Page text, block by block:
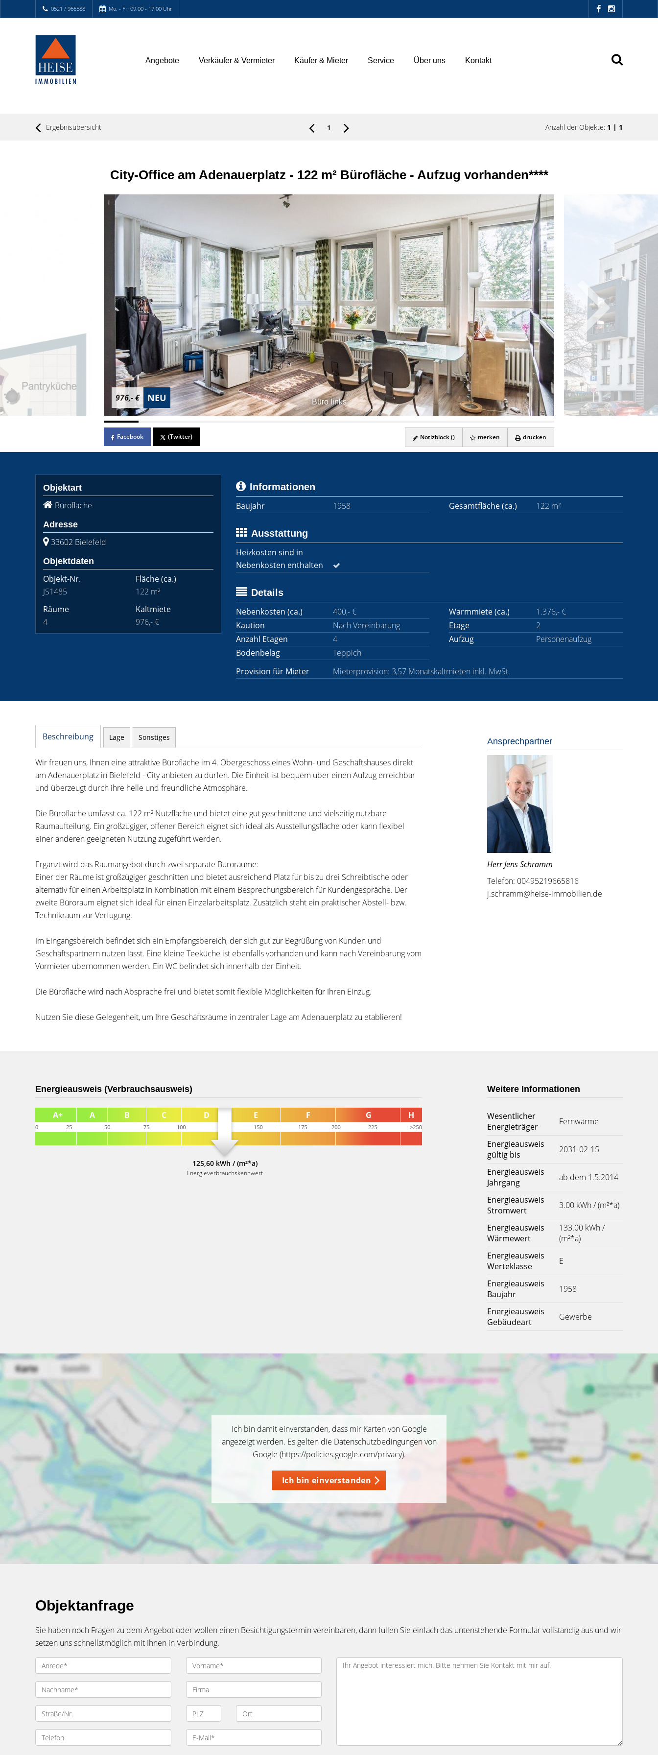
0521 / 966588 Mo. - Fr. 09.00 - 17.00 Uhr
Angebote Verkäufer & Vermieter Käufer & Mieter Service Über uns Kontakt
Ergebnisübersicht 1 Anzahl der Objekte: 1 | 1
City-Office am Adenauerplatz - 122 m² Bürofläche - Aufzug vorhanden****
Büro links
976,- € NEU
Facebook (Twitter) Notizblock () merken drucken
Objektart
Bürofläche
Adresse
33602 Bielefeld
Objektdaten
Objekt-Nr.
JS1485
Fläche(ca.)
122 m²
Räume
4
Kaltmiete
976,- €
Informationen
Baujahr
1958 Gesamtfläche (ca.) 122 m²
Ausstattung
Heizkosten sind in
Nebenkosten enthalten
Details
Nebenkosten (ca.)
400,- € Warmmiete (ca.)
1.376,- €
Kaution
Nach Vereinbarung Etage
2
Anzahl Etagen
4 Aufzug
Personenaufzug
Bodenbelag
Teppich
Provision für Mieter
Mieterprovision: 3,57 Monatskaltmieten inkl. MwSt.
Beschreibung Lage Sonstiges
Wir freuen uns, Ihnen eine attraktive Bürofläche im 4. Obergeschoss eines Wohn- und Geschäftshauses direkt
am Adenauerplatz in Bielefeld - City anbieten zu dürfen. Die Einheit ist bequem über einen Aufzug erreichbar
und überzeugt durch ihre helle und freundliche Atmosphäre.
Die Bürofläche umfasst ca. 122 m² Nutzfläche und bietet eine gut geschnittene und vielseitig nutzbare
Raumaufteilung. Ein großzügiger, offener Bereich eignet sich ideal als Ausstellungsfläche oder kann flexibel
einer anderen geeigneten Nutzung zugeführt werden.
Ergänzt wird das Raumangebot durch zwei separate Büroräume:
Einer der Räume ist großzügiger geschnitten und bietet ausreichend Platz für bis zu drei Schreibtische oder
alternativ für einen Arbeitsplatz in Kombination mit einem Besprechungsbereich für Kundengespräche. Der
zweite Büroraum eignet sich ideal für einen Einzelarbeitsplatz. Zusätzlich steht ein praktischer Abstell- bzw.
Technikraum zur Verfügung.
Im Eingangsbereich befindet sich ein Empfangsbereich, der sich gut zur Begrüßung von Kunden und
Geschäftspartnern nutzen lässt. Eine kleine Teeküche ist ebenfalls vorhanden und kann nach Vereinbarung vom
Vormieter übernommen werden. Ein WC befindet sich innerhalb der Einheit.
Die Bürofläche wird nach Absprache frei und bietet somit flexible Möglichkeiten für Ihren Einzug.
Nutzen Sie diese Gelegenheit, um Ihre Geschäftsräume in zentraler Lage am Adenauerplatz zu etablieren!
Ansprechpartner
Herr Jens Schramm
Telefon: 00495219665816
j.schramm@heise-immobilien.de
Energieausweis (Verbrauchsausweis)
125,60 kWh / (m²*a)
Energieverbrauchskennwert
Weitere Informationen
Wesentlicher
Energieträger
Fernwärme
Energieausweis
gültig bis
2031-02-15
Energieausweis
Jahrgang
ab dem 1.5.2014
Energieausweis
Stromwert
3.00 kWh / (m²*a)
Energieausweis
Wärmewert
133.00 kWh /
(m²*a)
Energieausweis
Werteklasse
E
Energieausweis
Baujahr
1958
Energieausweis
Gebäudeart
Gewerbe
Ich bin damit einverstanden, dass mir Karten von Google
angezeigt werden. Es gelten die Datenschutzbedingungen von
Google (https://policies.google.com/privacy).
Ich bin einverstanden
Objektanfrage
Sie haben noch Fragen zu dem Angebot oder wollen einen Besichtigungstermin vereinbaren, dann füllen Sie einfach das untenstehende Formular vollständig aus und wir
setzen uns schnellstmöglich mit Ihnen in Verbindung.